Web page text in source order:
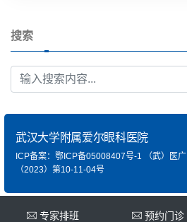
搜索
武汉大学附属爱尔眼科医院
ICP备案：鄂ICP备05008407号-1 （武）医广
（2023）第10-11-04号
专家排班 预约门诊